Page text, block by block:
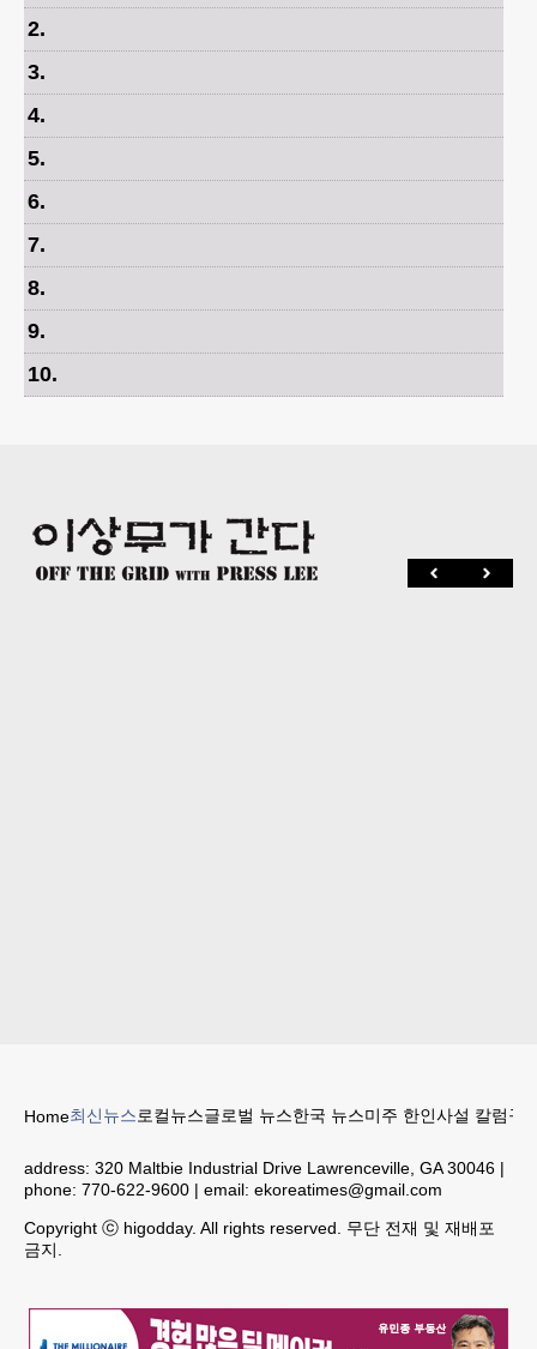
2.
3.
4.
5.
6.
7.
8.
9.
10.
Home최신뉴스로컬뉴스글로벌 뉴스한국 뉴스미주 한인사설 칼럼구
address: 320 Maltbie Industrial Drive Lawrenceville, GA 30046 |
phone: 770-622-9600 | email: ekoreatimes@gmail.com
Copyright ⓒ higodday. All rights reserved. 무단 전재 및 재배포
금지.